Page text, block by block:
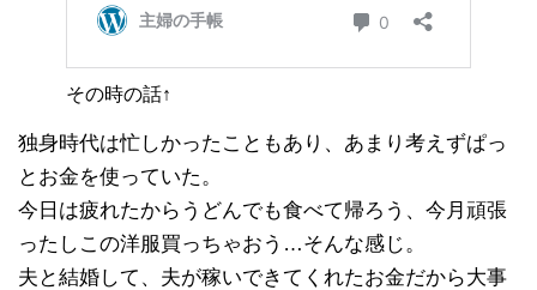
その時の話↑
独身時代は忙しかったこともあり、あまり考えずぱっ
とお金を使っていた。
今日は疲れたからうどんでも食べて帰ろう、今月頑張
ったしこの洋服買っちゃおう…そんな感じ。
夫と結婚して、夫が稼いできてくれたお金だから大事